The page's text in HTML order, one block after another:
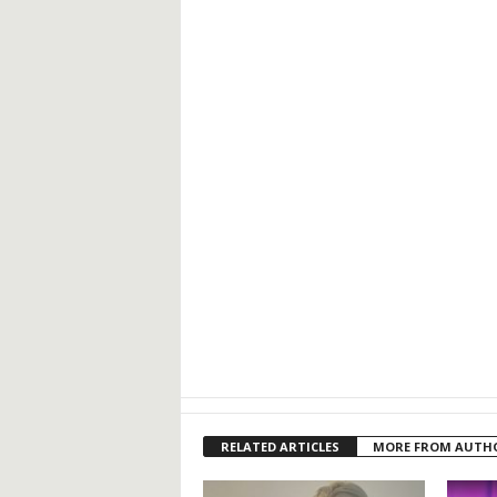
RELATED ARTICLES MORE FROM